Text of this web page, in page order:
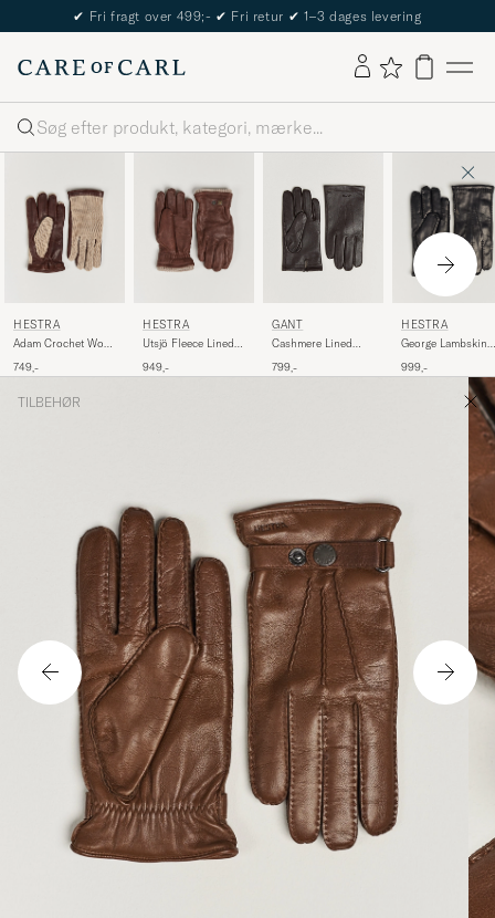
✔ Fri fragt over 499;- ✔ Fri retur ✔ 1–3 dages levering
Søg
HESTRA
Adam Crochet Wool
Chestnut/Beige
749,-
HESTRA
Utsjö Fleece Lined
Glove Chestnut
949,-
GANT
Cashmere Lined
Brown
799,-
HESTRA
George Lambskin
Black
999,-
TILBEHØR